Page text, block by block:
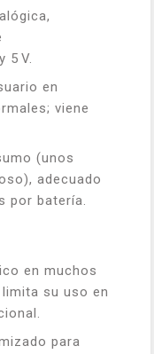
5 V.
en
viene
(unos
adecuado
por batería.
en muchos
su uso en
para